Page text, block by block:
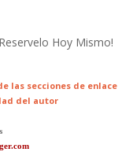
Hoy Mismo!
las secciones de enlace
del autor